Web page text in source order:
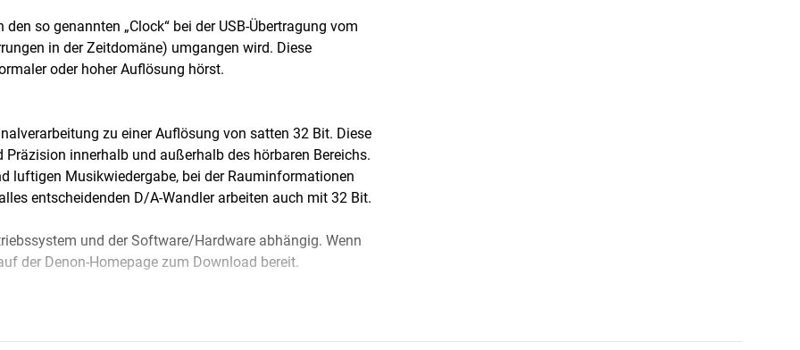
so genannten „Clock“ bei der USB-Übertragung vom
in der Zeitdomäne) umgangen wird. Diese
oder hoher Auflösung hörst.
zu einer Auflösung von satten 32 Bit. Diese
innerhalb und außerhalb des hörbaren Bereichs.
luftigen Musikwiedergabe, bei der Rauminformationen
entscheidenden D/A-Wandler arbeiten auch mit 32 Bit.
und der Software/Hardware abhängig. Wenn
der Denon-Homepage zum Download bereit.